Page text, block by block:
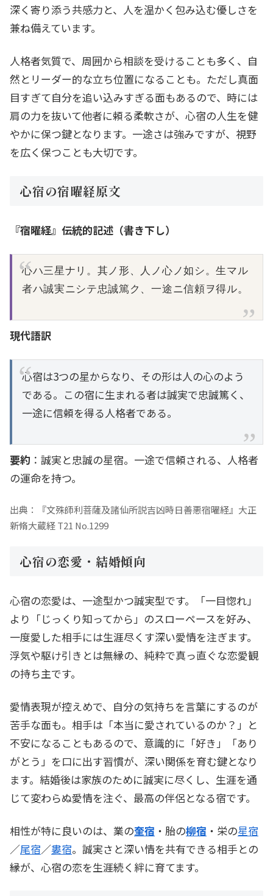
深く寄り添う共感力と、人を温かく包み込む優しさを
兼ね備えています。
人格者気質で、周囲から相談を受けることも多く、自
然とリーダー的な立ち位置になることも。ただし真面
目すぎて自分を追い込みすぎる面もあるので、時には
肩の力を抜いて他者に頼る柔軟さが、心宿の人生を健
やかに保つ鍵となります。一途さは強みですが、視野
を広く保つことも大切です。
心宿の宿曜経原文
『宿曜経』伝統的記述（書き下し）
心ハ三星ナリ。其ノ形、人ノ心ノ如シ。生マル
者ハ誠実ニシテ忠誠篤ク、一途ニ信頼ヲ得ル。
現代語訳
心宿は3つの星からなり、その形は人の心のよう
である。この宿に生まれる者は誠実で忠誠篤く、
一途に信頼を得る人格者である。
要約 ：誠実と忠誠の星宿。一途で信頼される、人格者
の運命を持つ。
出典：『文殊師利菩薩及諸仙所説吉凶時日善悪宿曜経』大正
新脩大蔵経 T21 No.1299
心宿の恋愛・結婚傾向
心宿の恋愛は、一途型かつ誠実型です。「一目惚れ」
より「じっくり知ってから」のスローペースを好み、
一度愛した相手には生涯尽くす深い愛情を注ぎます。
浮気や駆け引きとは無縁の、純粋で真っ直ぐな恋愛観
の持ち主です。
愛情表現が控えめで、自分の気持ちを言葉にするのが
苦手な面も。相手は「本当に愛されているのか？」と
不安になることもあるので、意識的に「好き」「あり
がとう」を口に出す習慣が、深い関係を育む鍵となり
ます。結婚後は家族のために誠実に尽くし、生涯を通
じて変わらぬ愛情を注ぐ、最高の伴侶となる宿です。
相性が特に良いのは、業の奎宿 ・胎の柳宿 ・栄の星宿
／尾宿／婁宿。誠実さと深い情を共有できる相手との
縁が、心宿の恋を生涯続く絆に育てます。